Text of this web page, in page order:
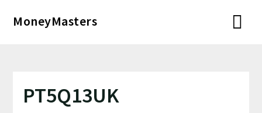
MoneyMasters
PT5Q13UK